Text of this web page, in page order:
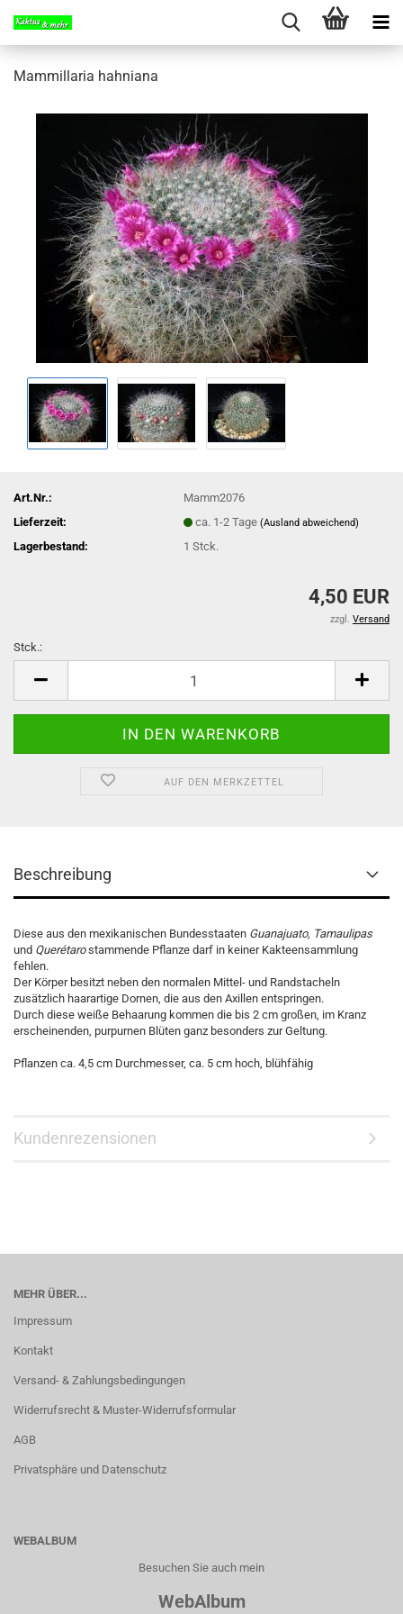
Mammillaria hahniana
Art.Nr.:
Mamm2076
Lieferzeit:
ca. 1-2 Tage(Ausland abweichend)
Lagerbestand: 1Stck.
4,50 EUR
zzgl. Versand
Stck.:
AUF DEN MERKZETTEL
Beschreibung
Diese aus den mexikanischen Bundesstaaten Guanajuato, Tamaulipas
und Querétarostammende Pflanze darf in keiner Kakteensammlung
fehlen.
Der Körper besitzt neben den normalen Mittel- und Randstacheln
zusätzlich haarartige Dornen, die aus den Axillen entspringen.
Durch diese weiße Behaarung kommen die bis 2 cm großen, im Kranz
erscheinenden, purpurnen Blüten ganz besonders zur Geltung.
Pflanzen ca. 4,5 cm Durchmesser, ca. 5 cm hoch, blühfähig
Kundenrezensionen
MEHR ÜBER...
Impressum
Kontakt
Versand- & Zahlungsbedingungen
Widerrufsrecht & Muster-Widerrufsformular
AGB
Privatsphäre und Datenschutz
WEBALBUM
Besuchen Sie auch mein
WebAlbum